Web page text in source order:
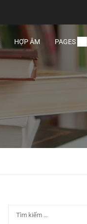
HỢP ÂM PAGES